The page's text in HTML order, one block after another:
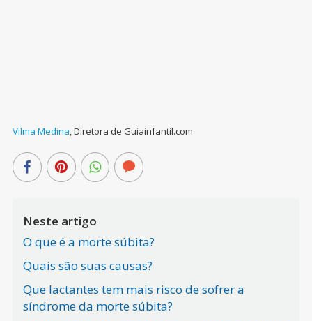
Vilma Medina,Diretora de Guiainfantil.com
Neste artigo
O que é a morte súbita?
Quais são suas causas?
Que lactantes tem mais risco de sofrer a
síndrome da morte súbita?